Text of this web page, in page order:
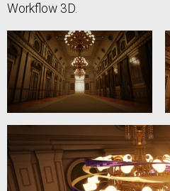
Workflow 3D.